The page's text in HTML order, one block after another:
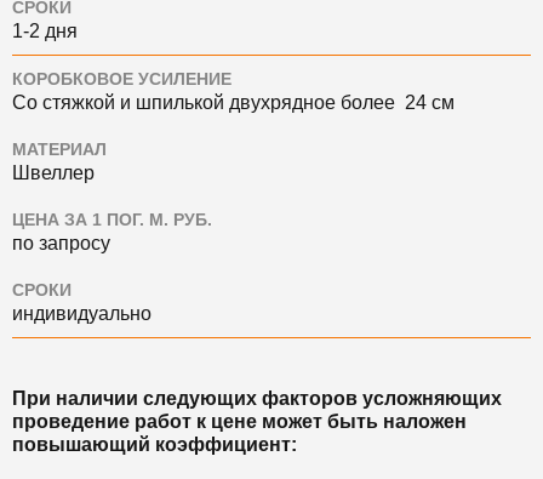
СРОКИ
1-2 дня
КОРОБКОВОЕ УСИЛЕНИЕ
Со стяжкой и шпилькой двухрядное более 24 см
МАТЕРИАЛ
Швеллер
ЦЕНА ЗА 1 ПОГ. М. РУБ.
по запросу
СРОКИ
индивидуально
При наличии следующих факторов усложняющих
проведение работ к цене может быть наложен
повышающий коэффициент: